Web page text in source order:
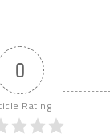
0
Rating